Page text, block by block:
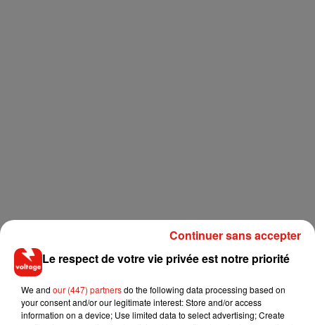
Musique
Le respect de votre vie privée est notre priorité
We and our (447) partnersdo the following data processing based on
your consent and/or our legitimate interest: Store and/or access
information on a device; Use limited data to select advertising; Create
Continuer sans accepter